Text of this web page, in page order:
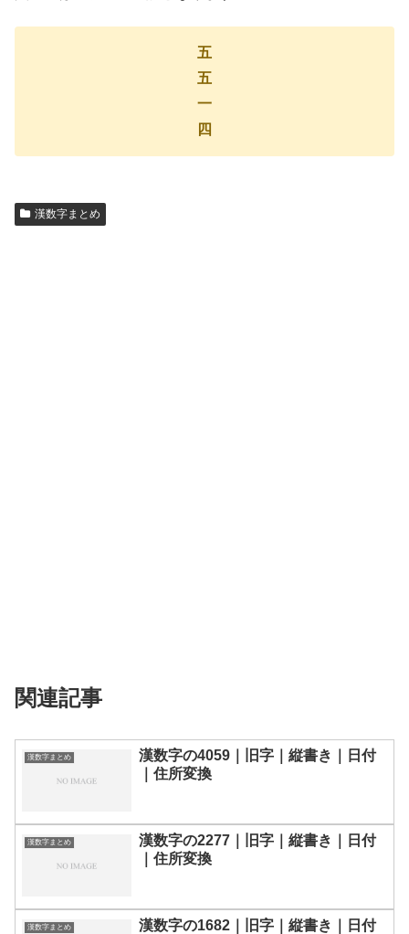
五
五
一
四
漢数字まとめ
関連記事
漢数字まとめ
漢数字の4059｜旧字｜縦書き｜日付
｜住所変換
漢数字まとめ
漢数字の2277｜旧字｜縦書き｜日付
｜住所変換
漢数字まとめ
漢数字の1682｜旧字｜縦書き｜日付